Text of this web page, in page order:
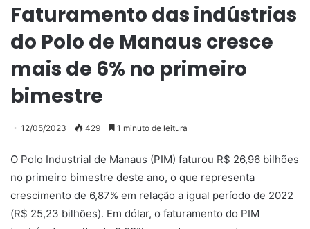
Faturamento das indústrias
do Polo de Manaus cresce
mais de 6% no primeiro
bimestre
12/05/2023 429 1 minuto de leitura
O Polo Industrial de Manaus (PIM) faturou R$ 26,96 bilhões
no primeiro bimestre deste ano, o que representa
crescimento de 6,87% em relação a igual período de 2022
(R$ 25,23 bilhões). Em dólar, o faturamento do PIM